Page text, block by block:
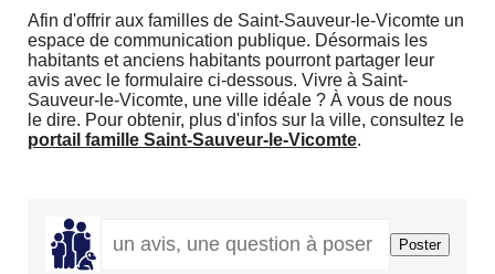
Afin d'offrir aux familles de Saint-Sauveur-le-Vicomte un
espace de communication publique. Désormais les
habitants et anciens habitants pourront partager leur
avis avec le formulaire ci-dessous. Vivre à Saint-
Sauveur-le-Vicomte, une ville idéale ? À vous de nous
le dire. Pour obtenir, plus d'infos sur la ville, consultez le
portail famille Saint-Sauveur-le-Vicomte.